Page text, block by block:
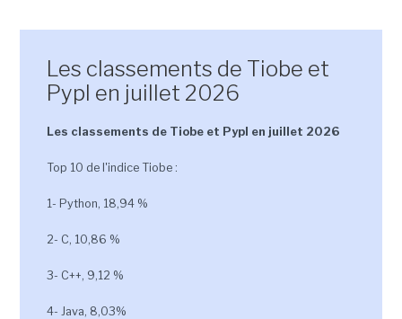
Les classements de Tiobe et
Pypl en juillet 2026
Les classements de Tiobe et Pypl en juillet 2026
Top 10 de l'indice Tiobe :
1- Python, 18,94 %
2- C, 10,86 %
3- C++, 9,12 %
4- Java, 8,03%